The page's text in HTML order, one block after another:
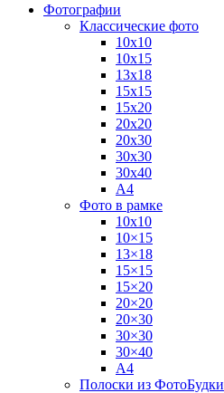
Фотографии
Классические фото
10х10
10х15
13х18
15х15
15х20
20х20
20х30
30х30
30х40
А4
Фото в рамке
10х10
10×15
13×18
15×15
15×20
20×20
20×30
30×30
30×40
A4
Полоски из ФотоБудки